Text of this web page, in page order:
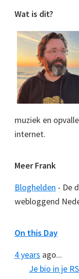
Footer
Wat is dit?
muziek en
internet.
Meer Frank
Bloghelden - De
webloggend
On this Day
4 years ago...
Je bio in je